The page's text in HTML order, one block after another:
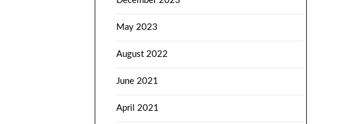
May 2023
August 2022
June 2021
April 2021